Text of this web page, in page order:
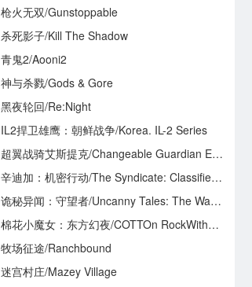
枪火无双/Gunstoppable
杀死影子/Kill The Shadow
青鬼2/Aooni2
神与杀戮/Gods & Gore
黑夜轮回/Re:Night
IL2捍卫雄鹰：朝鲜战争/Korea. IL-2 Series
超翼战骑艾斯提克/Changeable Guardian ESTIQUE
辛迪加：机密行动/The Syndicate: Classified Operations
诡秘异闻：守望者/Uncanny Tales: The Watcher
棉花小魔女：东方幻夜/COTTOn RockWithYou -ORIENTAL NIGHT DREAMS-
牧场征途/Ranchbound
迷宫村庄/Mazey Village